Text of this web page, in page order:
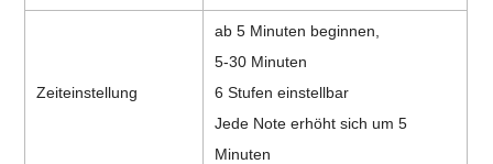
Zeiteinstellung
ab 5 Minuten beginnen,
5-30 Minuten
6 Stufen einstellbar
Jede Note erhöht sich um 5
Minuten